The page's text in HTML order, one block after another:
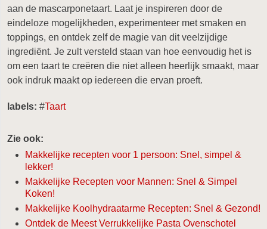
aan de mascarponetaart. Laat je inspireren door de
eindeloze mogelijkheden, experimenteer met smaken en
toppings, en ontdek zelf de magie van dit veelzijdige
ingrediënt. Je zult versteld staan van hoe eenvoudig het is
om een taart te creëren die niet alleen heerlijk smaakt, maar
ook indruk maakt op iedereen die ervan proeft.
labels: #Taart
Zie ook:
Makkelijke recepten voor 1 persoon: Snel, simpel &
lekker!
Makkelijke Recepten voor Mannen: Snel & Simpel
Koken!
Makkelijke Koolhydraatarme Recepten: Snel & Gezond!
Ontdek de Meest Verrukkelijke Pasta Ovenschotel